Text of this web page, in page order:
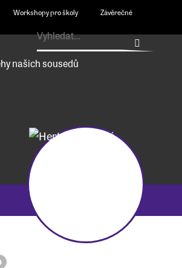
Workshopy pro školy
Závěrečné
našich sousedů